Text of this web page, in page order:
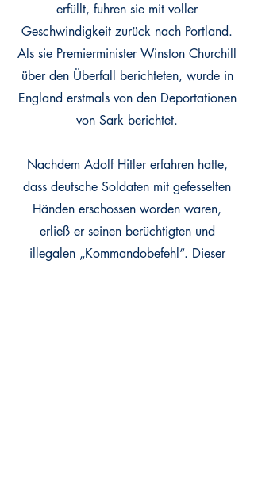
erfüllt, fuhren sie mit voller
Geschwindigkeit zurück nach Portland.
Als sie Premierminister Winston Churchill
über den Überfall berichteten, wurde in
England erstmals von den Deportationen
von Sark berichtet.
Nachdem Adolf Hitler erfahren hatte,
dass deutsche Soldaten mit gefesselten
Händen erschossen worden waren,
erließ er seinen berüchtigten und
illegalen „Kommandobefehl“. Dieser